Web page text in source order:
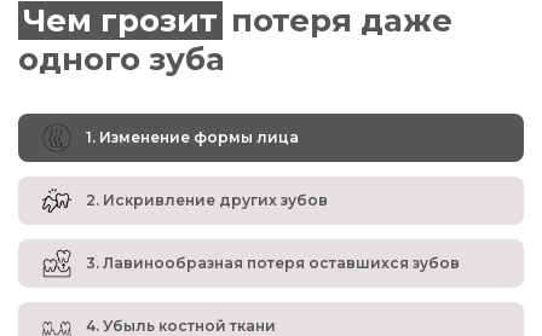
Чем грозит потеря даже
одного зуба
1. Изменение формы лица
2. Искривление других зубов
3. Лавинообразная потеря оставшихся зубов
4. Убыль костной ткани